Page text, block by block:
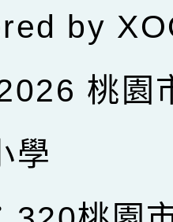
by
桃園
學